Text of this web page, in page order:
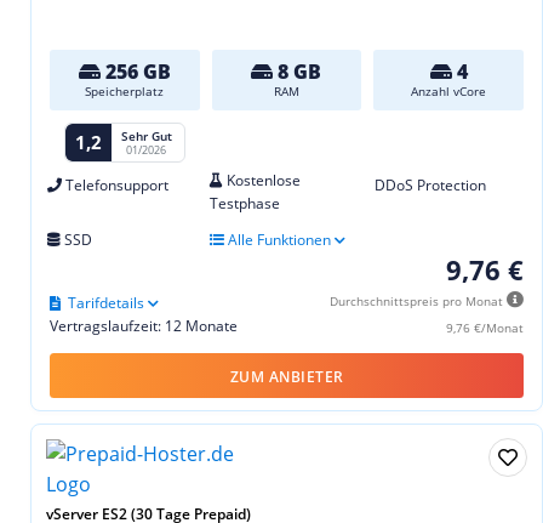
256 GB
Speicherplatz
8 GB
RAM
4
Anzahl vCore
1,2 Sehr Gut
01/2026
Telefonsupport
Kostenlose
Testphase
DDoS Protection
SSD Alle Funktionen
9,76 €
Durchschnittspreis pro Monat
9,76 €/Monat
Vertragslaufzeit: 12 Monate
Tarifdetails
ZUM ANBIETER
vServer ES2 (30 Tage Prepaid)